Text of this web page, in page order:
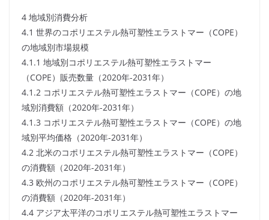
4 地域別消費分析
4.1 世界のコポリエステル熱可塑性エラストマー（COPE）
の地域別市場規模
4.1.1 地域別コポリエステル熱可塑性エラストマー
（COPE）販売数量（2020年-2031年）
4.1.2 コポリエステル熱可塑性エラストマー（COPE）の地
域別消費額（2020年-2031年）
4.1.3 コポリエステル熱可塑性エラストマー（COPE）の地
域別平均価格（2020年-2031年）
4.2 北米のコポリエステル熱可塑性エラストマー（COPE）
の消費額（2020年-2031年）
4.3 欧州のコポリエステル熱可塑性エラストマー（COPE）
の消費額（2020年-2031年）
4.4 アジア太平洋のコポリエステル熱可塑性エラストマー